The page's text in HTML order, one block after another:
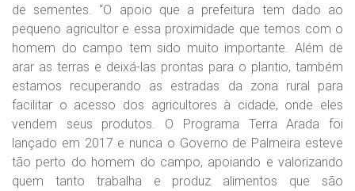
de sementes. “O apoio que a prefeitura tem dado ao
pequeno agricultor e essa proximidade que temos com o
homem do campo tem sido muito importante. Além de
arar as terras e deixá-las prontas para o plantio, também
estamos recuperando as estradas da zona rural para
facilitar o acesso dos agricultores à cidade, onde eles
vendem seus produtos. O Programa Terra Arada foi
lançado em 2017 e nunca o Governo de Palmeira esteve
tão perto do homem do campo, apoiando e valorizando
quem tanto trabalha e produz alimentos que são